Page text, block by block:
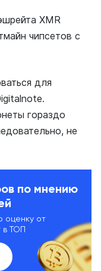
XMR
чипсетов с
для
гораздо
не
по мнению
оценку от
в ТОП